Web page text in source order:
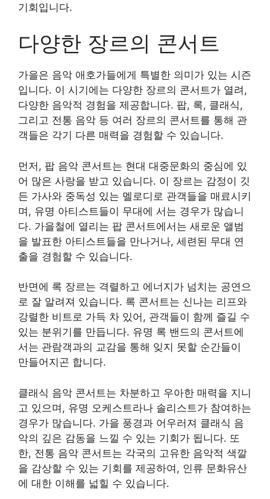
기회입니다.
다양한 장르의 콘서트
가을은 음악 애호가들에게 특별한 의미가 있는 시즌
입니다. 이 시기에는 다양한 장르의 콘서트가 열려,
다양한 음악적 경험을 제공합니다. 팝, 록, 클래식,
그리고 전통 음악 등 여러 장르의 콘서트를 통해 관
객들은 각기 다른 매력을 경험할 수 있습니다.
먼저, 팝 음악 콘서트는 현대 대중문화의 중심에 있
어 많은 사랑을 받고 있습니다. 이 장르는 감정이 깃
든 가사와 중독성 있는 멜로디로 관객들을 매료시키
며, 유명 아티스트들이 무대에 서는 경우가 많습니
다. 가을철에 열리는 팝 콘서트에서는 새로운 앨범
을 발표한 아티스트들을 만나거나, 세련된 무대 연
출을 경험할 수 있습니다.
반면에 록 장르는 격렬하고 에너지가 넘치는 공연으
로 잘 알려져 있습니다. 록 콘서트는 신나는 리프와
강렬한 비트로 가득 차 있어, 관객들이 함께 즐길 수
있는 분위기를 만듭니다. 유명 록 밴드의 콘서트에
서는 관람객과의 교감을 통해 잊지 못할 순간들이
만들어지곤 합니다.
클래식 음악 콘서트는 차분하고 우아한 매력을 지니
고 있으며, 유명 오케스트라나 솔리스트가 참여하는
경우가 많습니다. 가을 풍경과 어우러져 클래식 음
악의 깊은 감동을 느낄 수 있는 기회가 됩니다. 또
한, 전통 음악 콘서트는 각국의 고유한 음악적 색깔
을 감상할 수 있는 기회를 제공하여, 인류 문화유산
에 대한 이해를 넓힐 수 있습니다.